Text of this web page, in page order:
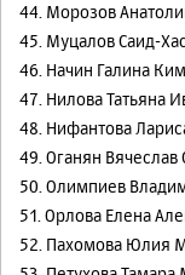
44. Морозов
45. Муцалов Саид-
46. Начин Галина
47. Нилова Татьяна
48. Нифантова
49. Оганян
50. Олимпиев
51. Орлова Елена
52. Пахомова Юлия